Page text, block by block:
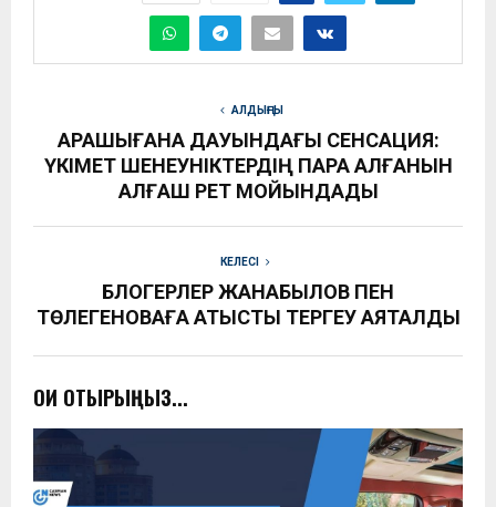
АЛДЫҢҒЫ
ҚАРАШЫҒАНАҚ ДАУЫНДАҒЫ СЕНСАЦИЯ:
ҮКІМЕТ ШЕНЕУНІКТЕРДІҢ ПАРА АЛҒАНЫН
АЛҒАШ РЕТ МОЙЫНДАДЫ
КЕЛЕСІ
БЛОГЕРЛЕР ЖАНАБЫЛОВ ПЕН
ТӨЛЕГЕНОВАҒА ҚАТЫСТЫ ТЕРГЕУ АЯҚТАЛДЫ
ОҚИ ОТЫРЫҢЫЗ...